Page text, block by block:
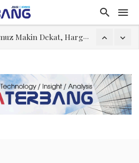
Pakar: Ekonomi Dekati Titik Hancur, Presiden: Tekanan Asing Jadi Pemicu Krisis
Abdul El-Sayed Selangkah Lagi Menuju Senat AS
Pembom H-6N
Masuki Fase Penting, Ini Posisi Iran, AS, dan Oman dalam Perjanjian Selat Hormuz